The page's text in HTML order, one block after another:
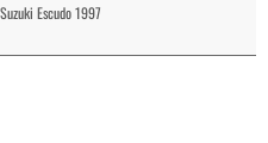
Escudo 1997